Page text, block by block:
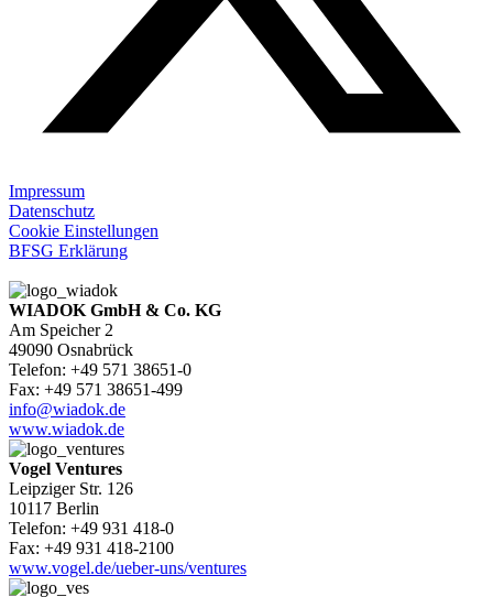
Impressum
Datenschutz
Cookie Einstellungen
BFSG Erklärung
WIADOK GmbH & Co. KG
Am Speicher 2
49090 Osnabrück
Telefon: +49 571 38651-0
Fax: +49 571 38651-499
info@wiadok.de
www.wiadok.de
Vogel Ventures
Leipziger Str. 126
10117 Berlin
Telefon: +49 931 418-0
Fax: +49 931 418-2100
www.vogel.de/ueber-uns/ventures